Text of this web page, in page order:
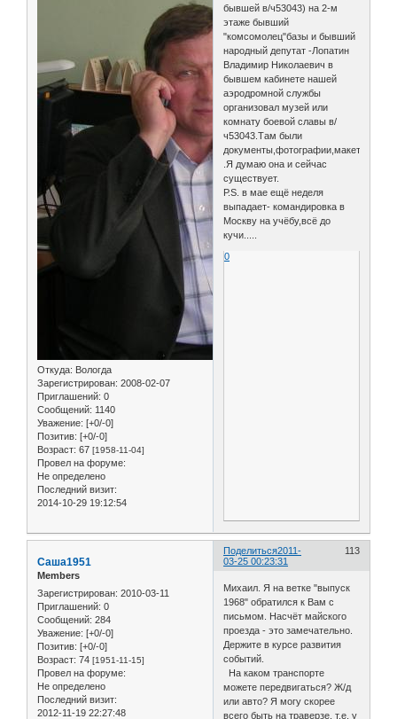
Откуда: Вологда
Зарегистрирован: 2008-02-07
Приглашений: 0
Сообщений: 1140
Уважение: [+0/-0]
Позитив: [+0/-0]
Возраст: 67 [1958-11-04]
Провел на форуме:
Не определено
Последний визит:
2014-10-29 19:12:54
бывшей в/ч53043) на 2-м
этаже бывший
"комсомолец"базы и бывший
народный депутат -Лопатин
Владимир Николаевич в
бывшем кабинете нашей
аэродромной службы
организовал музей или
комнату боевой славы в/
ч53043.Там были
документы,фотографии,макеты..
.Я думаю она и сейчас
существует.
Р.S. в мае ещё неделя
выпадает- командировка в
Москву на учёбу,всё до
кучи.....
0
Поделиться 113
2011-
03-25 00:23:31
Саша1951
Members
Зарегистрирован: 2010-03-11
Приглашений: 0
Сообщений: 284
Уважение: [+0/-0]
Позитив: [+0/-0]
Возраст: 74 [1951-11-15]
Провел на форуме:
Не определено
Последний визит:
2012-11-19 22:27:48
Михаил. Я на ветке "выпуск
1968" обратился к Вам с
письмом. Насчёт майского
проезда - это замечательно.
Держите в курсе развития
событий.
На каком транспорте
можете передвигаться? Ж/д
или авто? Я могу скорее
всего быть на траверзе, т.е. у